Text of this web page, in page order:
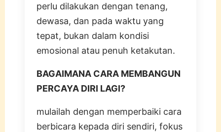
perlu dilakukan dengan tenang,
dewasa, dan pada waktu yang
tepat, bukan dalam kondisi
emosional atau penuh ketakutan.
BAGAIMANA CARA MEMBANGUN
PERCAYA DIRI LAGI?
mulailah dengan memperbaiki cara
berbicara kepada diri sendiri, fokus